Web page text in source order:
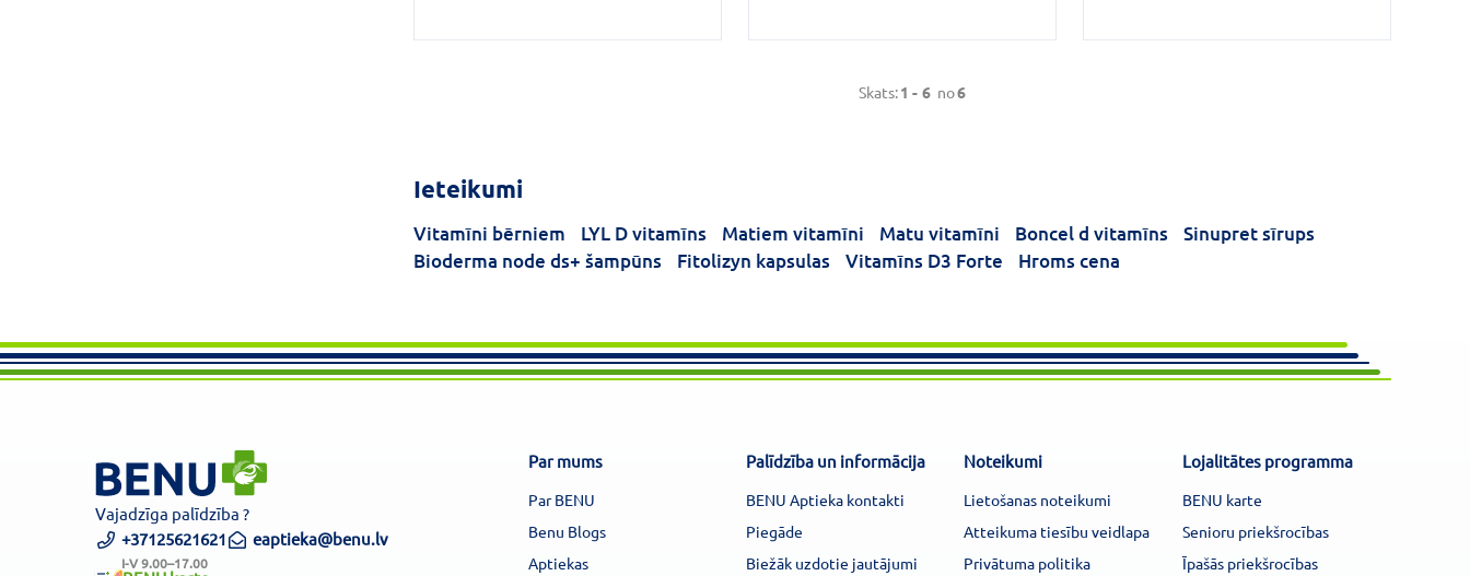
Skats:1 - 6 no6
Ieteikumi
Vitamīni bērniem LYL D vitamīns Matiem vitamīni Matu vitamīni Boncel d vitamīns
Sinupret sīrups
Bioderma node ds+ šampūns
Fitolizyn kapsulas Vitamīns D3 Forte Hroms cena
Vajadzīga palīdzība ?
+37125621621
I-V 9.00–17.00
eaptieka@benu.lv
Par mums
Par BENU
Benu Blogs
Aptiekas
Palīdzība un informācija
BENU Aptieka kontakti
Piegāde
Biežāk uzdotie jautājumi
Noteikumi
Lietošanas noteikumi
Atteikuma tiesību veidlapa
Privātuma politika
Lojalitātes programma
BENU karte
Senioru priekšrocības
Īpašās priekšrocības